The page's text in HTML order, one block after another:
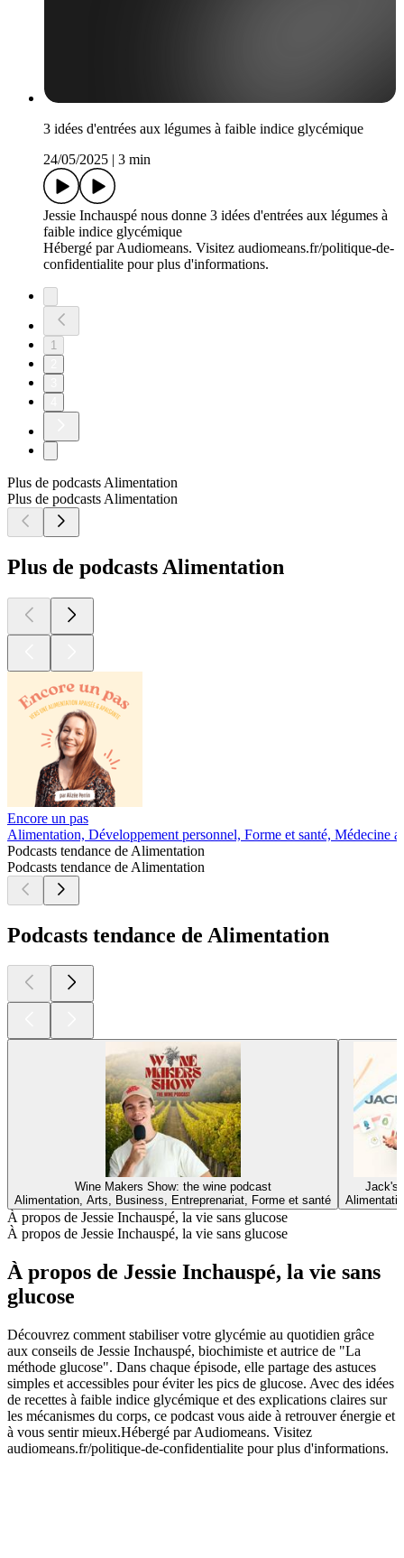
3 idées d'entrées aux légumes à faible indice glycémique
24/05/2025 | 3 min
Jessie Inchauspé nous donne 3 idées d'entrées aux légumes à
faible indice glycémique
Hébergé par Audiomeans. Visitez audiomeans.fr/politique-de-
confidentialite pour plus d'informations.
1
Plus de podcasts Alimentation
Plus de podcasts Alimentation
Plus de podcasts Alimentation
Encore un pas
Alimentation, Développement personnel, Forme et santé, Médecine
Podcasts tendance de Alimentation
Podcasts tendance de Alimentation
Podcasts tendance de Alimentation
Wine Makers Show: the wine podcast
Alimentation, Arts, Business, Entreprenariat, Forme et santé
Jack's
À propos de Jessie Inchauspé, la vie sans glucose
À propos de Jessie Inchauspé, la vie sans glucose
À propos de Jessie Inchauspé, la vie sans
glucose
Découvrez comment stabiliser votre glycémie au quotidien grâce
aux conseils de Jessie Inchauspé, biochimiste et autrice de "La
méthode glucose". Dans chaque épisode, elle partage des astuces
simples et accessibles pour éviter les pics de glucose. Avec des idées
de recettes à faible indice glycémique et des explications claires sur
les mécanismes du corps, ce podcast vous aide à retrouver énergie et
à vous sentir mieux.Hébergé par Audiomeans. Visitez
audiomeans.fr/politique-de-confidentialite pour plus d'informations.